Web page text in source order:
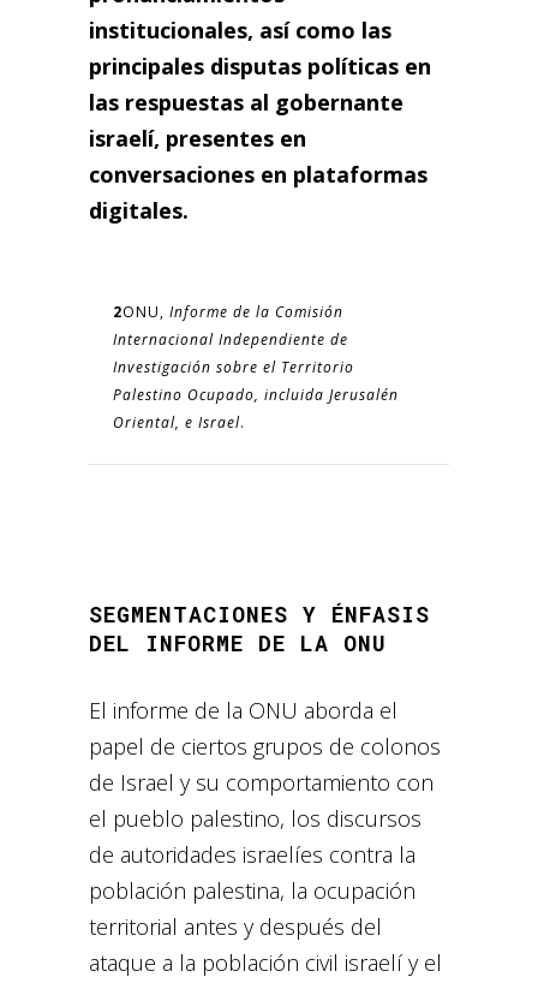
institucionales, así como las
principales disputas políticas en
las respuestas al gobernante
israelí, presentes en
conversaciones en plataformas
digitales.
2ONU, Informe de la Comisión
Internacional Independiente de
Investigación sobre el Territorio
Palestino Ocupado, incluida Jerusalén
Oriental, e Israel.
SEGMENTACIONES Y ÉNFASIS
DEL INFORME DE LA ONU
El informe de la ONU aborda el
papel de ciertos grupos de colonos
de Israel y su comportamiento con
el pueblo palestino, los discursos
de autoridades israelíes contra la
población palestina, la ocupación
territorial antes y después del
ataque a la población civil israelí y el